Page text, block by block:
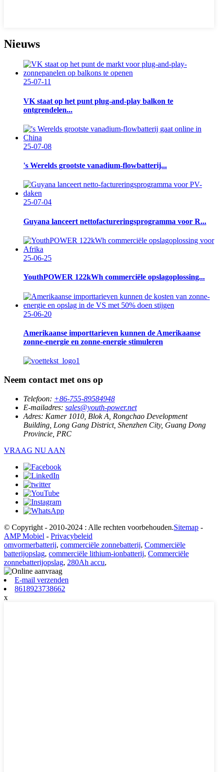
Nieuws
25-07-11
VK staat op het punt plug-and-play balkon te
ontgrendelen...
25-07-08
's Werelds grootste vanadium-flowbatterij...
25-07-04
Guyana lanceert nettofactureringsprogramma voor R...
25-06-25
YouthPOWER 122kWh commerciële opslagoplossing...
25-06-20
Amerikaanse importtarieven kunnen de Amerikaanse
zonne-energie en zonne-energie stimuleren
Neem contact met ons op
Telefoon: +86-755-89584948
E-mailadres: sales@youth-power.net
Adres: Kamer 1010, Blok A, Rongchao Development
Building, Long Gang District, Shenzhen City, Guang Dong
Provincie, PRC
VRAAG NU AAN
© Copyright - 2010-2024 : Alle rechten voorbehouden.Sitemap -
AMP Mobiel - Privacybeleid
omvormerbatterij, commerciële zonnebatterij, Commerciële
batterijopslag, commerciële lithium-ionbatterij, Commerciële
zonnebatterijopslag, 280Ah accu,
E-mail verzenden
8618923738662
x